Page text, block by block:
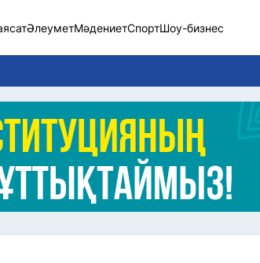
ӘлеуметМәдениетСпортШоу-бизнес
Елорда жаңалықтары
Көзқарас
Саясат
Видео
Әлеумет
Әлем